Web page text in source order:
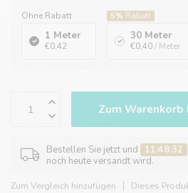
Ohne Rabatt
1 Meter
€0,42
5% Rabatt
30 Meter
€0,40/ Meter
Zum Warenkorb
Bestellen Sie jetzt und 11:48:32
noch heute versandt wird.
Zum Vergleich hinzufügen Dieses